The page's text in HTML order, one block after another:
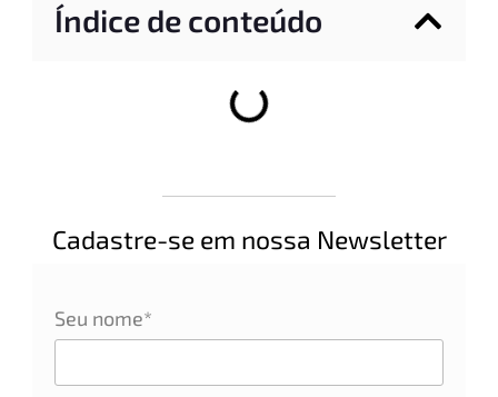
Índice de conteúdo
Cadastre-se em nossa Newsletter
Seu nome*